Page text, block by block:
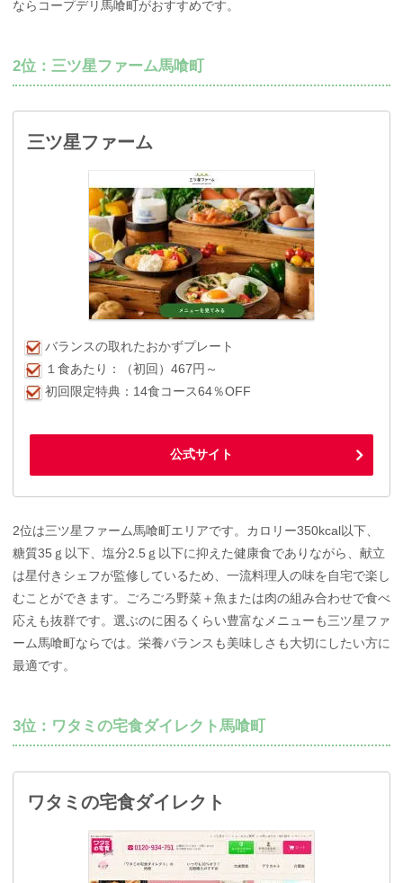
ならコープデリ馬喰町がおすすめです。
2位：三ツ星ファーム馬喰町
三ツ星ファーム
バランスの取れたおかずプレート
１食あたり：（初回）467円～
初回限定特典：14食コース64％OFF
公式サイト
2位は三ツ星ファーム馬喰町エリアです。カロリー350kcal以下、
糖質35ｇ以下、塩分2.5ｇ以下に抑えた健康食でありながら、献立
は星付きシェフが監修しているため、一流料理人の味を自宅で楽し
むことができます。ごろごろ野菜＋魚または肉の組み合わせで食べ
応えも抜群です。選ぶのに困るくらい豊富なメニューも三ツ星ファ
ーム馬喰町ならでは。栄養バランスも美味しさも大切にしたい方に
最適です。
3位：ワタミの宅食ダイレクト馬喰町
ワタミの宅食ダイレクト